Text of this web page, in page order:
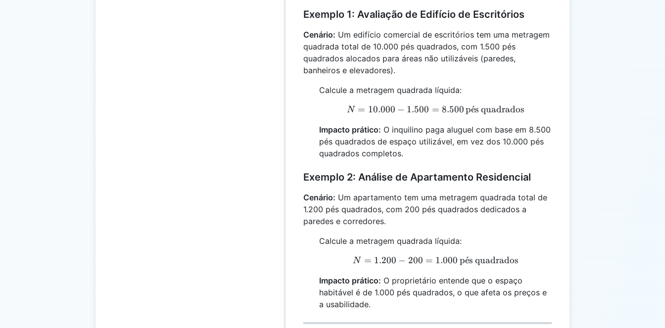
Exemplo 1: Avaliação de Edifício de Escritórios
Cenário: Um edifício comercial de escritórios tem uma metragem
quadrada total de 10.000 pés quadrados, com 1.500 pés
quadrados alocados para áreas não utilizáveis (paredes,
banheiros e elevadores).
Calcule a metragem quadrada líquida:
N = 10.000 - 1.500 = 8.500 \, \text{pés quadrados}
N = 10.000 − 1.500 = 8.500pe
ˊs quadrados
Impacto prático: O inquilino paga aluguel com base em 8.500
pés quadrados de espaço utilizável, em vez dos 10.000 pés
quadrados completos.
Exemplo 2: Análise de Apartamento Residencial
Cenário: Um apartamento tem uma metragem quadrada total de
1.200 pés quadrados, com 200 pés quadrados dedicados a
paredes e corredores.
Calcule a metragem quadrada líquida:
N = 1.200 - 200 = 1.000 \, \text{pés quadrados}
N = 1.200 − 200 = 1.000 pe
ˊs quadrados
Impacto prático: O proprietário entende que o espaço
habitável é de 1.000 pés quadrados, o que afeta os preços e
a usabilidade.